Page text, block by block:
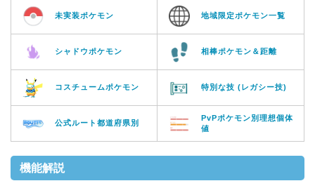
未実装ポケモン 地域限定ポケモン一覧
シャドウポケモン 相棒ポケモン＆距離
コスチュームポケモン 特別な技 (レガシー技)
公式ルート都道府県別
PvPポケモン別理想個体
値
機能解説